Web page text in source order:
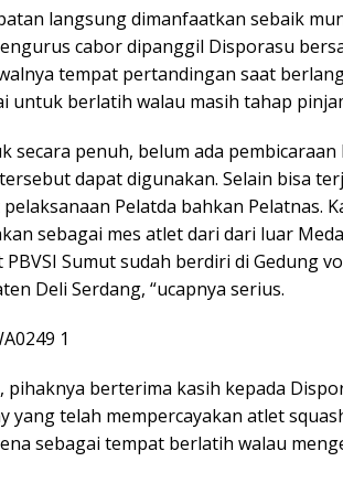
langsung dimanfaatkan sebaik
cabor dipanggil Disporasu
tempat pertandingan saat
untuk berlatih walau masih tahap
secara penuh, belum ada
dapat digunakan. Selain bisa
Pelatda bahkan Pelatnas.
sebagai mes atlet dari dari luar
Sumut sudah berdiri di Gedung
Deli Serdang, “ucapnya serius.
pihaknya berterima kasih kepada
yang telah mempercayakan atlet
sebagai tempat berlatih walau